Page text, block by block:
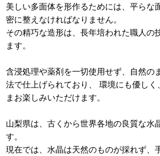
美しい多面体を形作るためには、平らな
密に整えなければなりません。
その精巧な造形は、長年培われた職人の
ます。
含浸処理や薬剤を一切使用せず、自然の
法で仕上げられており、 環境にも優しく
まお楽しみいただけます。
山梨県は、古くから世界各地の良質な水
す。
現在では、水晶は天然のものが採れず、